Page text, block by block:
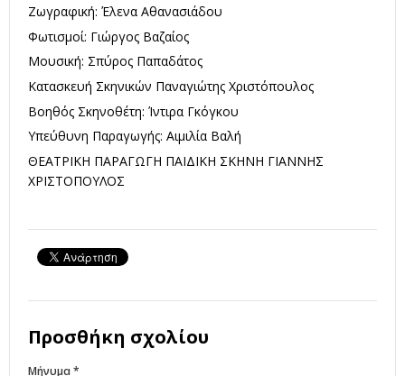
Ζωγραφική: Έλενα Αθανασιάδου
Φωτισμοί: Γιώργος Βαζαίος
Μουσική: Σπύρος Παπαδάτος
Κατασκευή Σκηνικών Παναγιώτης Χριστόπουλος
Βοηθός Σκηνοθέτη: Ίντιρα Γκόγκου
Υπεύθυνη Παραγωγής: Αιμιλία Βαλή
ΘΕΑΤΡΙΚΗ ΠΑΡΑΓΩΓΗ ΠΑΙΔΙΚΗ ΣΚΗΝΗ ΓΙΑΝΝΗΣ
ΧΡΙΣΤΟΠΟΥΛΟΣ
Προσθήκη σχολίου
Μήνυμα *